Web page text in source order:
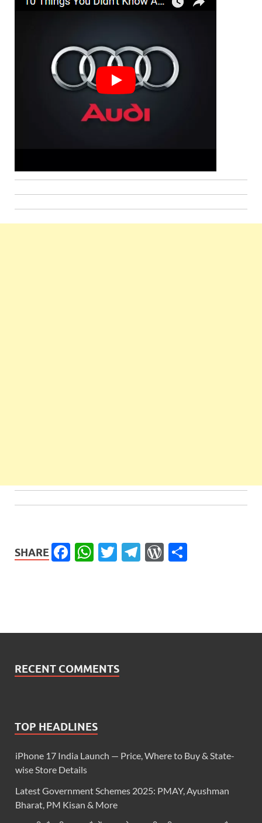
SHARE Facebook
WhatsApp
Twitter
Telegram
WordPress
RECENT COMMENTS
TOP HEADLINES
iPhone 17 India Launch — Price, Where to Buy & State-
wise Store Details
Latest Government Schemes 2025: PMAY, Ayushman
Bharat, PM Kisan & More